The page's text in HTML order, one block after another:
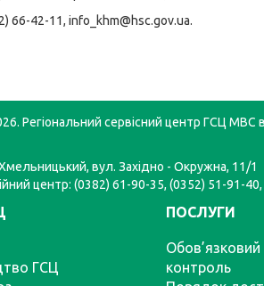
66-42-11, info_khm@hsc.gov.ua.
Регіональний сервісний центр ГСЦ МВС
вул. Західно - Окружна, 11/1
центр: (0382) 61-90-35, (0352) 51-91-
ГСЦ
ПОСЛУГИ
Обов’язковий
контроль